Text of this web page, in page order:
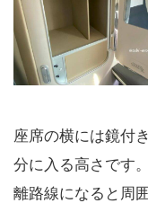
座席の横には鏡付
分に入る高さです
離路線になると周